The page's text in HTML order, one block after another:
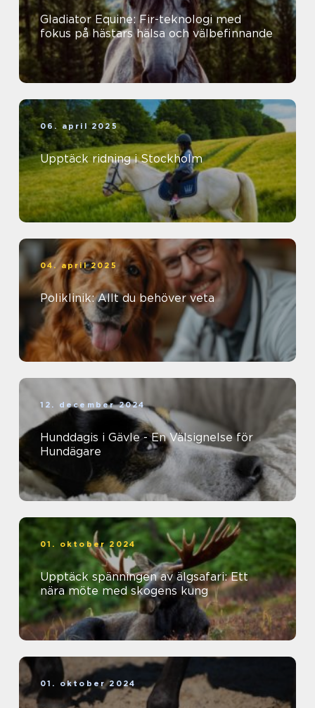
Gladiator Equine: Fir-teknologi med
fokus på hästars hälsa och välbefinnande
06. april 2025
Upptäck ridning i Stockholm
04. april 2025
Poliklinik: Allt du behöver veta
12. december 2024
Hunddagis i Gävle - En Välsignelse för
Hundägare
01. oktober 2024
Upptäck spänningen av älgsafari: Ett
nära möte med skogens kung
01. oktober 2024